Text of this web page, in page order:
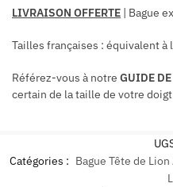
LIVRAISON OFFERTE | Bague
Tailles françaises : équivalent à
Référez-vous à notre GUIDE
certain de la taille de votre doigt
Catégories : Bague Tête de Lion